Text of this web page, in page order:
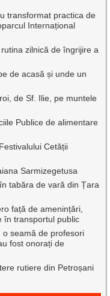
transformat practica de
Internațional
zilnică de îngrijire a
de acasă și unde un
de Sf. Ilie, pe muntele
Publice de alimentare
Cetății
Sarmizegetusa
tabăra de vară din Țara
față de amenințări,
în transportul public
o seamă de profesori
fost onorați de
rutiere din Petroșani